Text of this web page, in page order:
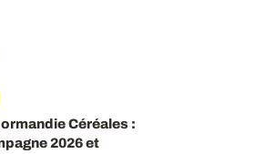
Céréales :
2026 et